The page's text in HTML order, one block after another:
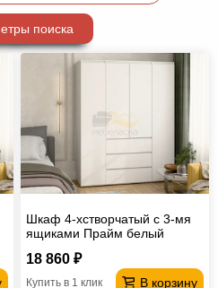
поиска
Шкаф 4-хстворчатый с 3-мя
ящиками Прайм белый
18 860 ₽
В корзину
Купить в 1 клик